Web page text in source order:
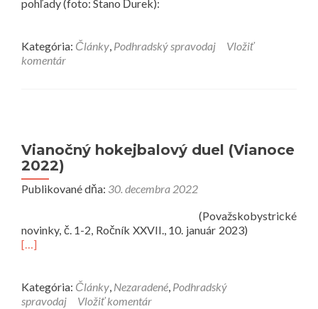
pohľady (foto: Stano Ďurek):
Kategória: Články, Podhradský spravodaj
Vložiť
komentár
Vianočný hokejbalový duel (Vianoce
2022)
Publikované dňa: 30. decembra 2022
(Považskobystrické
novinky, č. 1-2, Ročník XXVII., 10. január 2023)
[…]
Kategória: Články, Nezaradené, Podhradský
spravodaj
Vložiť komentár